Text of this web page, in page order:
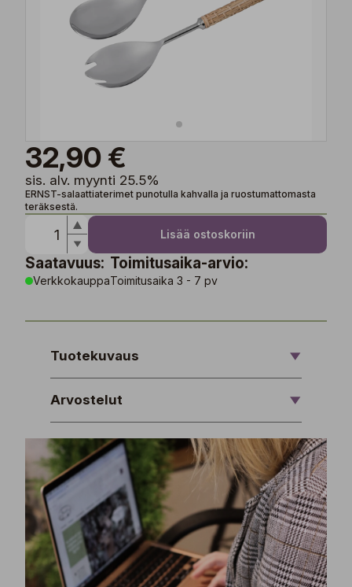
32,90 €
sis. alv. myynti 25.5%
ERNST-salaattiaterimet punotulla kahvalla ja ruostumattomasta
teräksestä.
Lisää ostoskoriin
Saatavuus:
Verkkokauppa
Toimitusaika-arvio:
Toimitusaika 3 - 7 pv
Tuotekuvaus
Arvostelut